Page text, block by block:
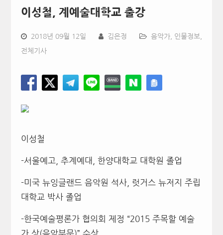
이성철, 계예술대학교 출강
2018년 09월 12일 김은정 음악가, 인물정보,
전체기사
이성철
-서울예고, 추계예대, 한양대학교 대학원 졸업
-미국 뉴잉글랜드 음악원 석사, 럿거스 뉴저지 주립
대학교 박사 졸업
-한국예술평론가 협의회 제정 “2015 주목할 예술